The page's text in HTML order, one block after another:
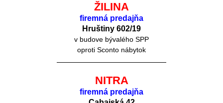
ŽILINA
firemná predajňa
Hruštiny 602/19
v budove bývalého SPP
oproti Sconto nábytok
NITRA
firemná predajňa